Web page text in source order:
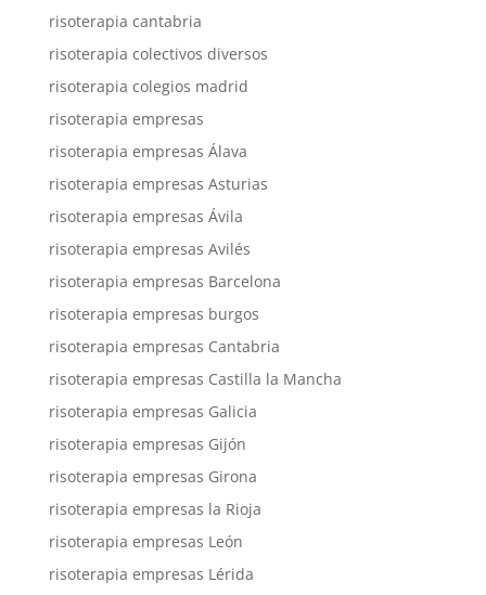
risoterapia cantabria
risoterapia colectivos diversos
risoterapia colegios madrid
risoterapia empresas
risoterapia empresas Álava
risoterapia empresas Asturias
risoterapia empresas Ávila
risoterapia empresas Avilés
risoterapia empresas Barcelona
risoterapia empresas burgos
risoterapia empresas Cantabria
risoterapia empresas Castilla la Mancha
risoterapia empresas Galicia
risoterapia empresas Gijón
risoterapia empresas Girona
risoterapia empresas la Rioja
risoterapia empresas León
risoterapia empresas Lérida